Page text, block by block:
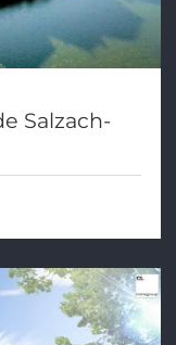
Salzach-